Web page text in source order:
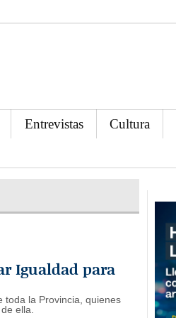
Entrevistas Cultura
Igualdad para
toda la Provincia, quienes
ella.